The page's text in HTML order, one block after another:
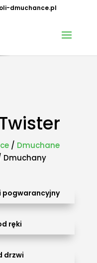
dmuchance.pl
wodne, dmuchane place zabaw,
/ Dmuchane
Dmuchany
pogwarancyjny
ręki
drzwi